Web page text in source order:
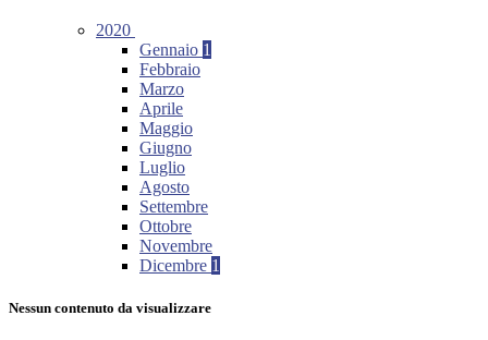
2020
Gennaio 1
Febbraio
Marzo
Aprile
Maggio
Giugno
Luglio
Agosto
Settembre
Ottobre
Novembre
Dicembre 1
Nessun contenuto da visualizzare